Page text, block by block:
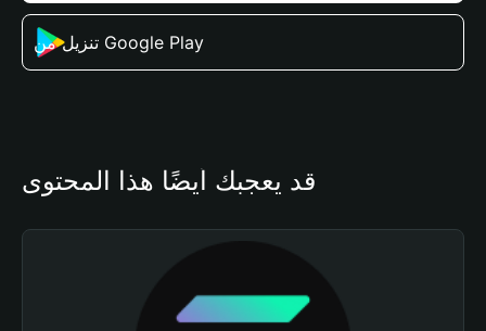
تنزيل من Google Play
قد يعجبك أيضًا هذا المحتوى